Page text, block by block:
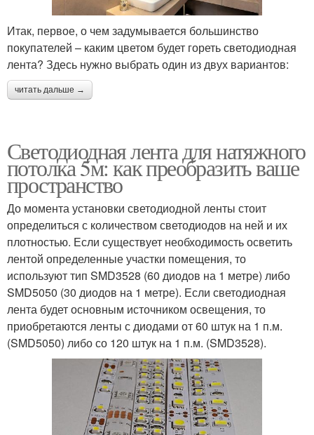
Итак, первое, о чем задумывается большинство
покупателей – каким цветом будет гореть светодиодная
лента? Здесь нужно выбрать один из двух вариантов:
читать дальше →
Светодиодная лента для натяжного
потолка 5м: как преобразить ваше
пространство
До момента установки светодиодной ленты стоит
определиться с количеством светодиодов на ней и их
плотностью. Если существует необходимость осветить
лентой определенные участки помещения, то
используют тип SMD3528 (60 диодов на 1 метре) либо
SMD5050 (30 диодов на 1 метре). Если светодиодная
лента будет основным источником освещения, то
приобретаются ленты с диодами от 60 штук на 1 п.м.
(SMD5050) либо со 120 штук на 1 п.м. (SMD3528).